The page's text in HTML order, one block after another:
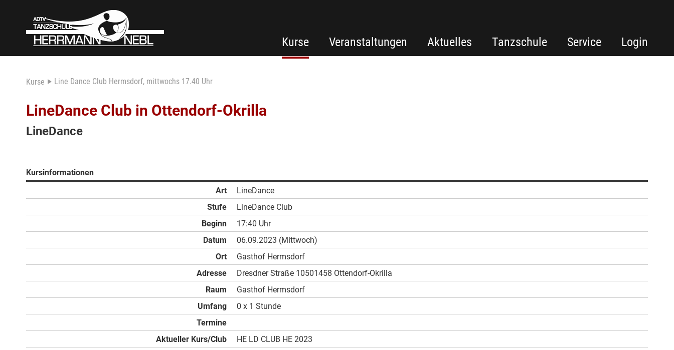
Kurse Veranstaltungen Aktuelles Tanzschule Service Login
Kurse Line Dance Club Hermsdorf, mittwochs 17.40 Uhr
LineDance Club in Ottendorf-Okrilla
LineDance
Kursinformationen
Art
LineDance
Stufe
LineDance Club
Beginn
17:40 Uhr
Datum
06.09.2023 (Mittwoch)
Ort
Gasthof Hermsdorf
Adresse
Dresdner Straße 10501458 Ottendorf-Okrilla
Raum
Gasthof Hermsdorf
Umfang
0 x 1 Stunde
Termine
Aktueller Kurs/Club
HE LD CLUB HE 2023